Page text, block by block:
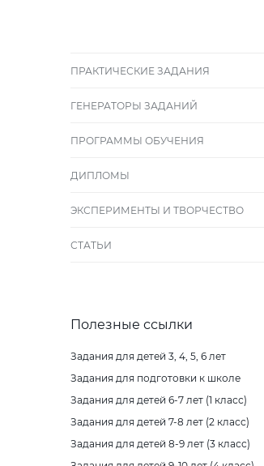
ПРАКТИЧЕСКИЕ ЗАДАНИЯ
ГЕНЕРАТОРЫ ЗАДАНИЙ
ПРОГРАММЫ ОБУЧЕНИЯ
ДИПЛОМЫ
ЭКСПЕРИМЕНТЫ И ТВОРЧЕСТВО
СТАТЬИ
Полезные ссылки
Задания для детей 3, 4, 5, 6 лет
Задания для подготовки к школе
Задания для детей 6-7 лет (1 класс)
Задания для детей 7-8 лет (2 класс)
Задания для детей 8-9 лет (3 класс)